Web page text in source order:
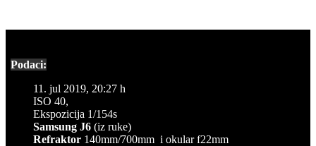
Podaci:
11. jul 2019, 20:27 h
ISO 40,
Ekspozicija 1/154s
Samsung J6 (iz ruke)
Refraktor 140mm/700mm i okular f22mm